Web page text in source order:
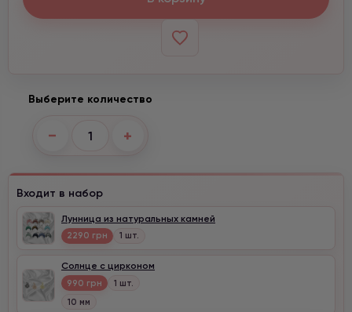
Выберите количество
− +
Входит в набор
Лунница из натуральных камней
2290 грн 1 шт.
Солнце с цирконом
990 грн
1 шт.
10 мм